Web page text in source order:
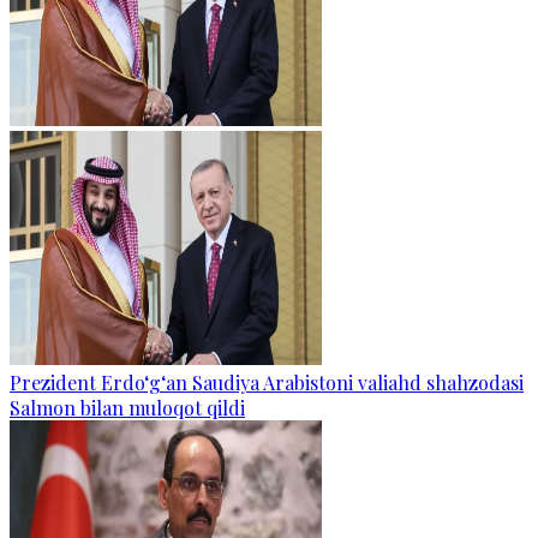
Prezident Erdo‘g‘an Saudiya Arabistoni valiahd shahzodasi
Salmon bilan muloqot qildi